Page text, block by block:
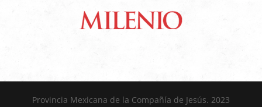
Provincia Mexicana de la Compañía de Jesús. 2023